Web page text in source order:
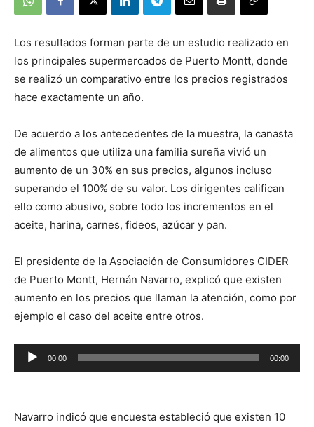
Los resultados forman parte de un estudio realizado en
los principales supermercados de Puerto Montt, donde
se realizó un comparativo entre los precios registrados
hace exactamente un año.
De acuerdo a los antecedentes de la muestra, la canasta
de alimentos que utiliza una familia sureña vivió un
aumento de un 30% en sus precios, algunos incluso
superando el 100% de su valor. Los dirigentes califican
ello como abusivo, sobre todo los incrementos en el
aceite, harina, carnes, fideos, azúcar y pan.
El presidente de la Asociación de Consumidores CIDER
de Puerto Montt, Hernán Navarro, explicó que existen
aumento en los precios que llaman la atención, como por
ejemplo el caso del aceite entre otros.
Reproductor
de
00:00 00:00
Navarro indicó que encuesta estableció que existen 10